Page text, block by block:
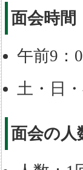
面会時間
午前9
土・日
面会の人